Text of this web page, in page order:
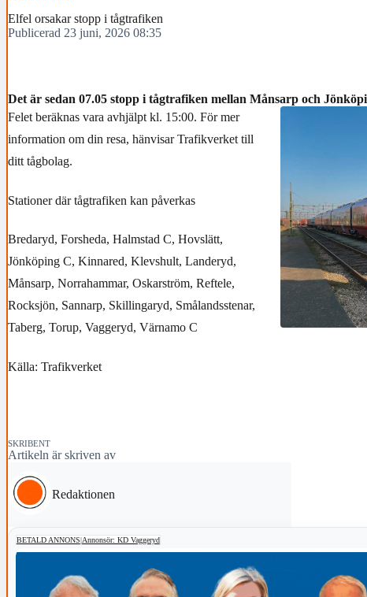
Elfel orsakar stopp i tågtrafiken
Publicerad 23 juni, 2026 08:35
Det är sedan 07.05 stopp i tågtrafiken mellan Månsarp och
Felet beräknas vara avhjälpt kl. 15:00. För mer
information om din resa, hänvisar Trafikverket till
ditt tågbolag.
Stationer där tågtrafiken kan påverkas
Bredaryd, Forsheda, Halmstad C, Hovslätt,
Jönköping C, Kinnared, Klevshult, Landeryd,
Månsarp, Norrahammar, Oskarström, Reftele,
Rocksjön, Sannarp, Skillingaryd, Smålandsstenar,
Taberg, Torup, Vaggeryd, Värnamo C
Källa: Trafikverket
SKRIBENT
Artikeln är skriven av
Redaktionen
BETALD ANNONS|Annonsör: KD Vaggeryd